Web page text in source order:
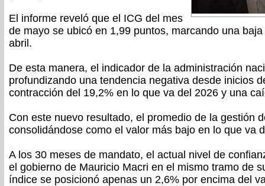
El informe reveló que el ICG del mes
de mayo se ubicó en 1,99 puntos, marcando una
abril.
De esta manera, el indicador de la administración
profundizando una tendencia negativa desde inicios
contracción del 19,2% en lo que va del 2026 y una
Con este nuevo resultado, el promedio de la gestión
consolidándose como el valor más bajo en lo que va
A los 30 meses de mandato, el actual nivel de
el gobierno de Mauricio Macri en el mismo tramo de
índice se posicionó apenas un 2,6% por encima del